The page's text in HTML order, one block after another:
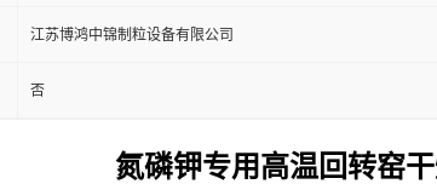
江苏博鸿中锦制粒设备有限公司
否
氮磷钾专用高温回转窑